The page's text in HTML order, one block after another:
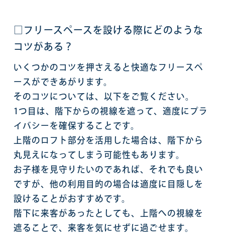
□フリースペースを設ける際にどのような
コツがある？
いくつかのコツを押さえると快適なフリースペ
ースができあがります。
そのコツについては、以下をご覧ください。
1つ目は、階下からの視線を遮って、適度にプラ
イバシーを確保することです。
上階のロフト部分を活用した場合は、階下から
丸見えになってしまう可能性もあります。
お子様を見守りたいのであれば、それでも良い
ですが、他の利用目的の場合は適度に目隠しを
設けることがおすすめです。
階下に来客があったとしても、上階への視線を
遮ることで、来客を気にせずに過ごせます。